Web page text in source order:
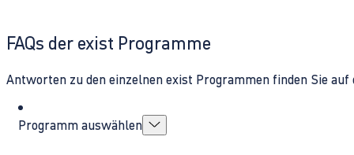
FAQs der exist Programme
Antworten zu den einzelnen exist Programmen finden Sie
Programm auswählen